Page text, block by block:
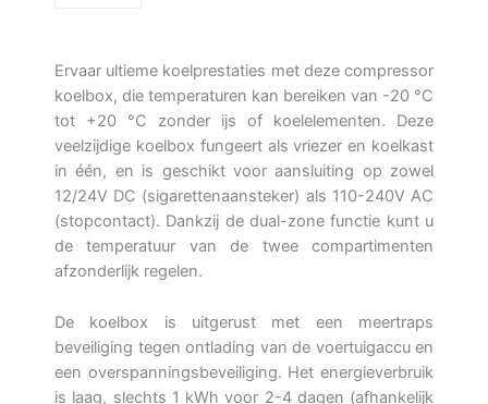
Ervaar ultieme koelprestaties met deze compressor
koelbox, die temperaturen kan bereiken van -20 °C
tot +20 °C zonder ijs of koelelementen. Deze
veelzijdige koelbox fungeert als vriezer en koelkast
in één, en is geschikt voor aansluiting op zowel
12/24V DC (sigarettenaansteker) als 110-240V AC
(stopcontact). Dankzij de dual-zone functie kunt u
de temperatuur van de twee compartimenten
afzonderlijk regelen.
De koelbox is uitgerust met een meertraps
beveiliging tegen ontlading van de voertuigaccu en
een overspanningsbeveiliging. Het energieverbruik
is laag, slechts 1 kWh voor 2-4 dagen (afhankelijk